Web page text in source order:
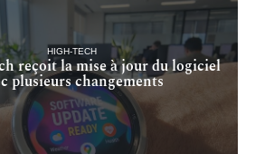
HIGH-TECH
reçoit la mise à jour du logiciel
plusieurs changements